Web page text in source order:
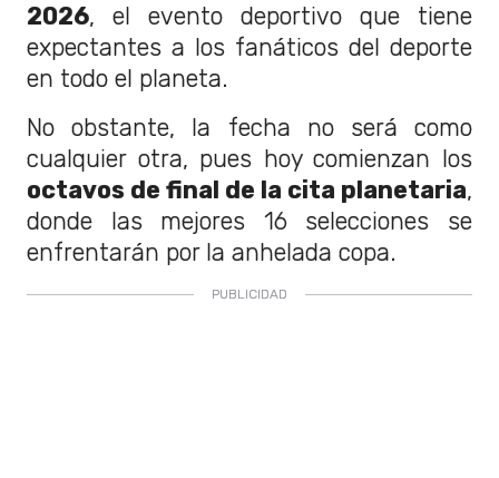
2026, el evento deportivo que tiene
expectantes a los fanáticos del deporte
en todo el planeta.
No obstante, la fecha no será como
cualquier otra, pues hoy comienzan los
octavos de final de la cita planetaria,
donde las mejores 16 selecciones se
enfrentarán por la anhelada copa.